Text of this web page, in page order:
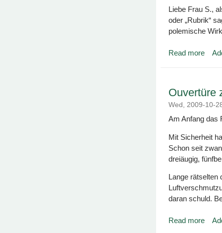
Liebe Frau S.,
oder „Rubrik“
polemische
Read more
Ouvertüre
Wed, 2009-10-
Am Anfang das
Mit Sicherheit
Schon seit
dreiäugig,
Lange rätselten
daran schuld.
Read more